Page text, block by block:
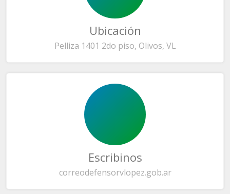
Ubicación
Pelliza 1401 2do piso, Olivos, VL
Escribinos
correodefensorvlopez.gob.ar